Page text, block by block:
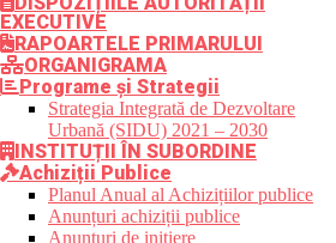
EXECUTIVE
RAPOARTELE PRIMARULUI
ORGANIGRAMA
Programe și Strategii
Strategia Integrată de Dezvoltare
Urbană (SIDU) 2021 – 2030
INSTITUȚII ÎN SUBORDINE
Achiziții Publice
Planul Anual al Achizițiilor publice
Anunțuri achiziții publice
Anunțuri de inițiere